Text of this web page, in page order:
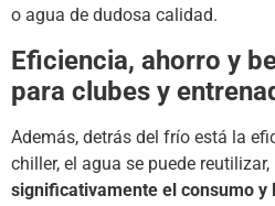
o agua de dudosa calidad.
Eficiencia, ahorro y
para clubes y
Además, detrás del frío está la
chiller, el agua se puede reutilizar,
significativamente el consumo y